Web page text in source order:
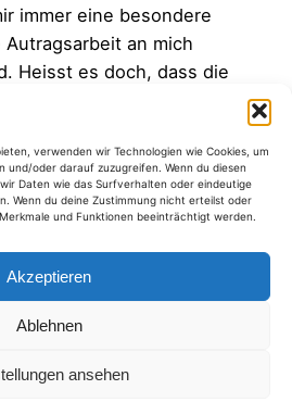
verwenden wir Technologien wie Cookies, um
und/oder darauf zuzugreifen. Wenn du diesen
Daten wie das Surfverhalten oder eindeutige
Wenn du deine Zustimmung nicht erteilst oder
und Funktionen beeinträchtigt werden.
Akzeptieren
Ablehnen
ansehen
immer eine besondere
an mich
Heisst es doch, dass die
ihnen mein Malstil gefällt.
und natürlich auch eine
mich den Autrag so zu…